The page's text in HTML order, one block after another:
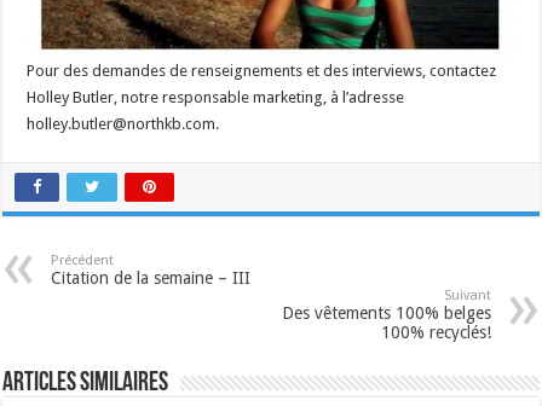
Pour des demandes de renseignements et des interviews, contactez
Holley Butler, notre responsable marketing, à l’adresse
holley.butler@northkb.com.
Précédent
Citation de la semaine – III
Suivant
Des vêtements 100% belges
100% recyclés!
Articles similaires